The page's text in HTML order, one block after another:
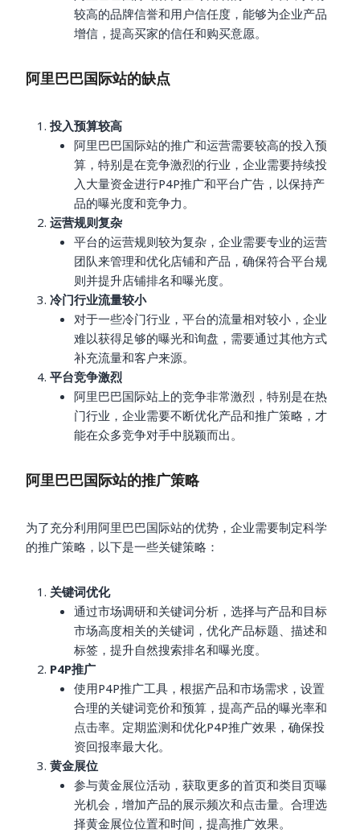
较高的品牌信誉和用户信任度，能够为企业产品
增信，提高买家的信任和购买意愿。
阿里巴巴国际站的缺点
投入预算较高
阿里巴巴国际站的推广和运营需要较高的投入预
算，特别是在竞争激烈的行业，企业需要持续投
入大量资金进行P4P推广和平台广告，以保持产
品的曝光度和竞争力。
运营规则复杂
平台的运营规则较为复杂，企业需要专业的运营
团队来管理和优化店铺和产品，确保符合平台规
则并提升店铺排名和曝光度。
冷门行业流量较小
对于一些冷门行业，平台的流量相对较小，企业
难以获得足够的曝光和询盘，需要通过其他方式
补充流量和客户来源。
平台竞争激烈
阿里巴巴国际站上的竞争非常激烈，特别是在热
门行业，企业需要不断优化产品和推广策略，才
能在众多竞争对手中脱颖而出。
阿里巴巴国际站的推广策略
为了充分利用阿里巴巴国际站的优势，企业需要制定科学
的推广策略，以下是一些关键策略：
关键词优化
通过市场调研和关键词分析，选择与产品和目标
市场高度相关的关键词，优化产品标题、描述和
标签，提升自然搜索排名和曝光度。
P4P推广
使用P4P推广工具，根据产品和市场需求，设置
合理的关键词竞价和预算，提高产品的曝光率和
点击率。定期监测和优化P4P推广效果，确保投
资回报率最大化。
黄金展位
参与黄金展位活动，获取更多的首页和类目页曝
光机会，增加产品的展示频次和点击量。合理选
择黄金展位位置和时间，提高推广效果。